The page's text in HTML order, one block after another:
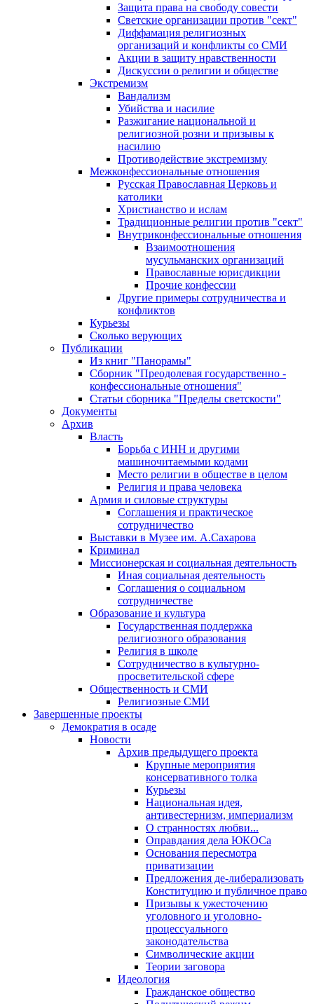
Защита права на свободу совести
Светские организации против "сект"
Диффамация религиозных
организаций и конфликты со СМИ
Акции в защиту нравственности
Дискуссии о религии и обществе
Экстремизм
Вандализм
Убийства и насилие
Разжигание национальной и
религиозной розни и призывы к
насилию
Противодействие экстремизму
Межконфессиональные отношения
Русская Православная Церковь и
католики
Христианство и ислам
Традиционные религии против "сект"
Внутриконфессиональные отношения
Взаимоотношения
мусульманских организаций
Православные юрисдикции
Прочие конфессии
Другие примеры сотрудничества и
конфликтов
Курьезы
Сколько верующих
Публикации
Из книг "Панорамы"
Сборник "Преодолевая государственно -
конфессиональные отношения"
Статьи сборника "Пределы светскости"
Документы
Архив
Власть
Борьба с ИНН и другими
машиночитаемыми кодами
Место религии в обществе в целом
Религия и права человека
Армия и силовые структуры
Соглашения и практическое
сотрудничество
Выставки в Музее им. А.Сахарова
Криминал
Миссионерская и социальная деятельность
Иная социальная деятельность
Соглашения о социальном
сотрудничестве
Образование и культура
Государственная поддержка
религиозного образования
Религия в школе
Сотрудничество в культурно-
просветительской сфере
Общественность и СМИ
Религиозные СМИ
Завершенные проекты
Демократия в осаде
Новости
Архив предыдущего проекта
Крупные мероприятия
консервативного толка
Курьезы
Национальная идея,
антивестернизм, империализм
О странностях любви...
Оправдания дела ЮКОСа
Основания пересмотра
приватизации
Предложения де-либерализовать
Конституцию и публичное право
Призывы к ужесточению
уголовного и уголовно-
процессуального
законодательства
Символические акции
Теории заговора
Идеология
Гражданское общество